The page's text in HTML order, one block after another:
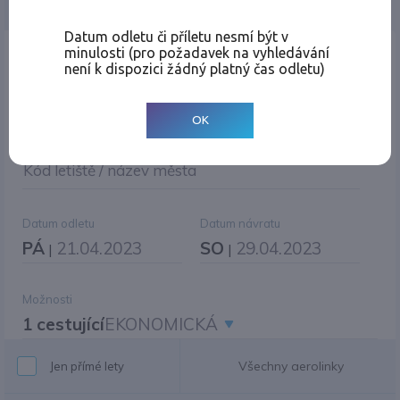
Místo odletu
Kód letiště / název města
Datum odletu
PÁ | 21.04.2023
Datum návratu
SO | 29.04.2023
Možnosti
1 cestujícíEKONOMICKÁ
Jen přímé lety Všechny aerolinky
Datum odletu či příletu nesmí být v
minulosti (pro požadavek na vyhledávání
není k dispozici žádný platný čas odletu)
OK